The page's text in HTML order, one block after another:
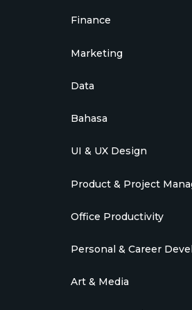
Finance
Marketing
Data
Bahasa
UI & UX Design
Product & Project
Office Productivity
Personal & Career
Art & Media